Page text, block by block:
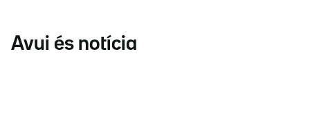
Avui és notícia